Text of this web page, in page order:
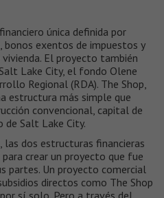
única definida por
exentos de impuestos y
El proyecto también
Lake City, el fondo Olene
Regional (RDA). The Shop,
estructura más simple que
convencional, capital de
de Salt Lake City.
dos estructuras financieras
crear un proyecto que fue
partes. Un proyecto comercial
directos como The Shop